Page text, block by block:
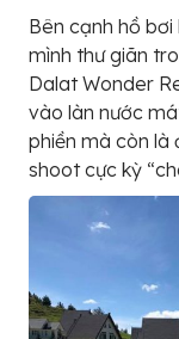
Bên cạnh hồ
mình thư giãn
Dalat Wonder
vào làn nước
phiền mà còn là
shoot cực kỳ